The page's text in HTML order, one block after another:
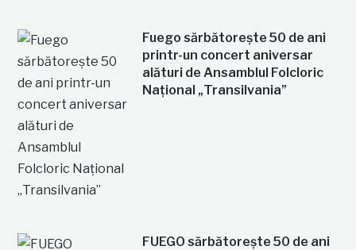
Fuego sărbătorește 50 de ani
printr-un concert aniversar
alături de Ansamblul Folcloric
Național „Transilvania”
FUEGO sărbătorește 50 de ani